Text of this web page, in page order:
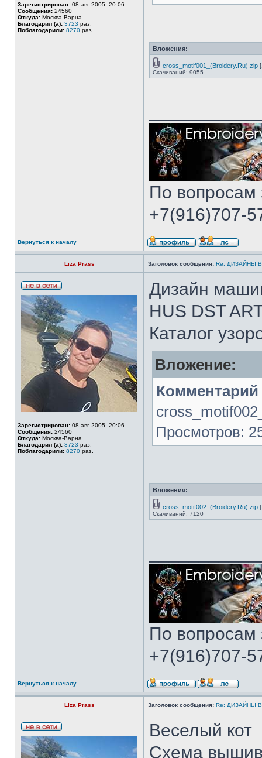
Зарегистрирован: 08 авг 2005, 20:06
Сообщения: 24560
Откуда: Москва-Варна
Благодарил (а): 3723 раз.
Поблагодарили: 8270 раз.
Вложения:
cross_motif001_(Broidery.Ru).zip
Скачиваний: 9055
По вопросам
+7(916)707-
Вернуться к началу
Liza Prass Заголовок сообщения: Re: ДИЗАЙНЫ
Зарегистрирован: 08 авг 2005, 20:06
Сообщения: 24560
Откуда: Москва-Варна
Благодарил (а): 3723 раз.
Поблагодарили: 8270 раз.
Дизайн
HUS DST
Каталог
Вложение:
Просмотров:
Вложения:
cross_motif002_(Broidery.Ru).zip
Скачиваний: 7120
По вопросам
+7(916)707-
Вернуться к началу
Liza Prass Заголовок сообщения: Re: ДИЗАЙНЫ
Веселый кот
Схема